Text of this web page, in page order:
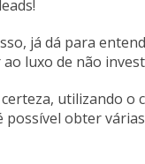
já dá para
ao luxo de não
utilizando o
possível obter